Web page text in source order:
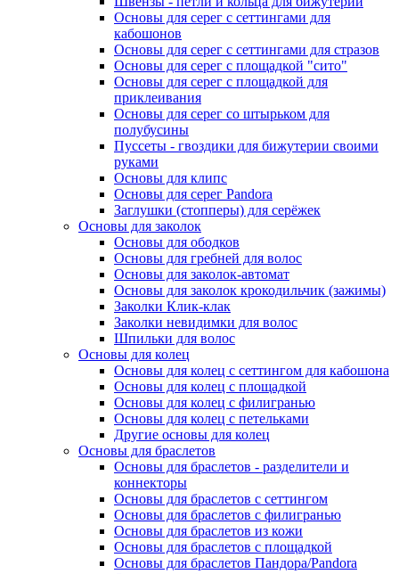
Основы для серег с сеттингами для
кабошонов
Основы для серег с сеттингами для стразов
Основы для серег с площадкой "сито"
Основы для серег с площадкой для
приклеивания
Основы для серег со штырьком для
полубусины
Пуссеты - гвоздики для бижутерии своими
руками
Основы для клипс
Основы для серег Pandora
Заглушки (стопперы) для серёжек
Основы для заколок
Основы для ободков
Основы для гребней для волос
Основы для заколок-автомат
Основы для заколок крокодильчик (зажимы)
Заколки Клик-клак
Заколки невидимки для волос
Шпильки для волос
Основы для колец
Основы для колец с сеттингом для кабошона
Основы для колец с площадкой
Основы для колец с филигранью
Основы для колец с петельками
Другие основы для колец
Основы для браслетов
Основы для браслетов - разделители и
коннекторы
Основы для браслетов с сеттингом
Основы для браслетов с филигранью
Основы для браслетов из кожи
Основы для браслетов с площадкой
Основы для браслетов Пандора/Pandora